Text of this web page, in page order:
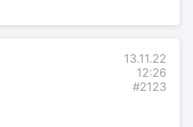
13.11.22
12:26
#2123